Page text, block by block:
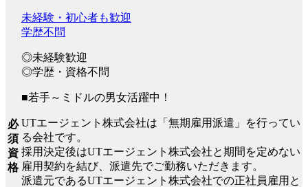
必
須
資
格
未経験・初心者も歓迎
学歴不問
◎未経験歓迎
◎学歴・資格不問
■若手～ミドルの男女活躍中！
UTエージェント株式会社は「無期雇用派遣」を行ってい
る会社です。
採用決定後はUTエージェント株式会社と期間を定めない
雇用契約を結び、派遣先でご勤務いただきます。
派遣元であるUTエージェント株式会社での正社員雇用と